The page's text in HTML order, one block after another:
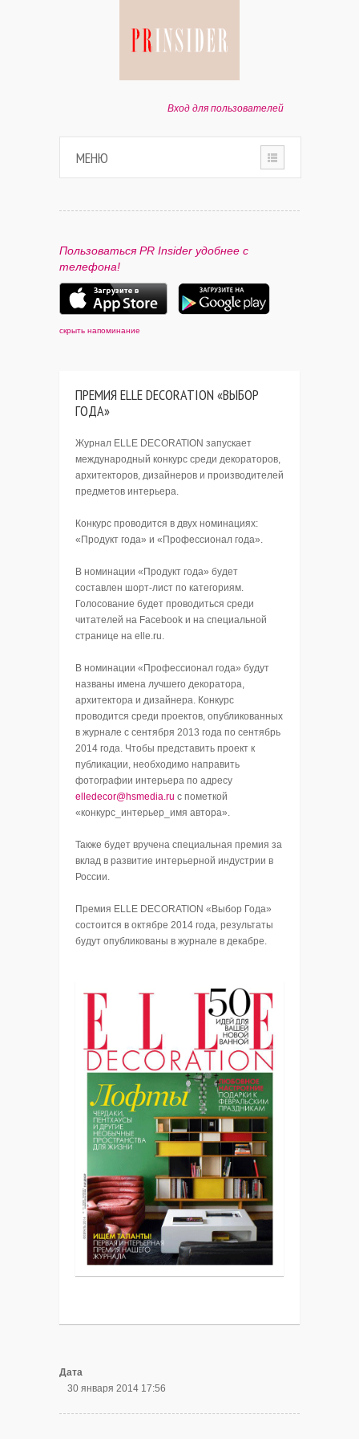
Вход для пользователей
МЕНЮ
ПАРТНЕРАМ
КОНТАКТЫ
Пользоваться PR Insider удобнее с
телефона!
скрыть напоминание
ПРЕМИЯ ELLE DECORATION «ВЫБОР
ГОДА»
Журнал ELLE DECORATION запускает
международный конкурс среди декораторов,
архитекторов, дизайнеров и производителей
предметов интерьера.
Конкурс проводится в двух номинациях:
«Продукт года» и «Профессионал года».
В номинации «Продукт года» будет
составлен шорт-лист по категориям.
Голосование будет проводиться среди
читателей на Facebook и на специальной
странице на elle.ru.
В номинации «Профессионал года» будут
названы имена лучшего декоратора,
архитектора и дизайнера. Конкурс
проводится среди проектов, опубликованных
в журнале с сентября 2013 года по сентябрь
2014 года. Чтобы представить проект к
публикации, необходимо направить
фотографии интерьера по адресу
elledecor@hsmedia.ru с пометкой
«конкурс_интерьер_имя автора».
Также будет вручена специальная премия за
вклад в развитие интерьерной индустрии в
России.
Премия ELLE DECORATION «Выбор Года»
состоится в октябре 2014 года, результаты
будут опубликованы в журнале в декабре.
Дата
30 января 2014 17:56